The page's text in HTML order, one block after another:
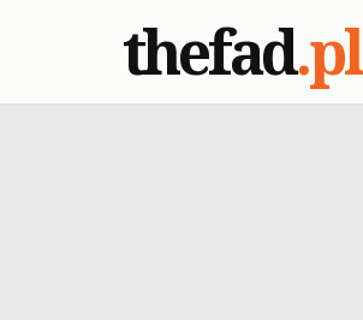
thefad.pl